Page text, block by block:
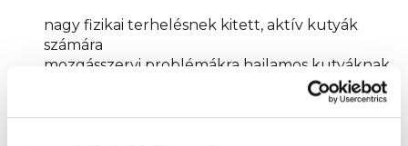
nagy fizikai terhelésnek kitett, aktív kutyák
számára
mozgásszervi problémákra hajlamos kutyáknak
idősebb kutyáknak, akik extra támogatást